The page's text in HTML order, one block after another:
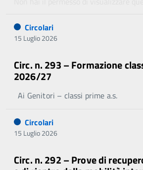
Circolari
15 Luglio 2026
Circ. n. 293 – Formazione
2026/27
Ai Genitori – classi prime a.s.
Circolari
15 Luglio 2026
Circ. n. 292 – Prove di